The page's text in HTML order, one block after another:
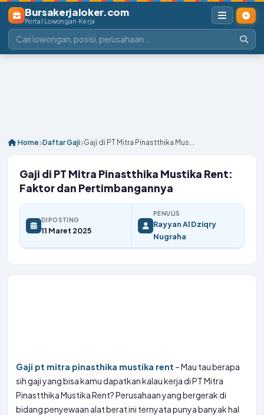
Bursakerjaloker.com
Portal Lowongan Kerja
Home Daftar Gaji Gaji di PT Mitra Pinastthika Mus...
Gaji di PT Mitra Pinastthika Mustika Rent:
Faktor dan Pertimbangannya
DIPOSTING
11 Maret 2025
PENULIS
Rayyan Al Dziqry
Nugraha
Gaji pt mitra pinasthika mustika rent – Mau tau berapa
sih gaji yang bisa kamu dapatkan kalau kerja di PT Mitra
Pinastthika Mustika Rent? Perusahaan yang bergerak di
bidang penyewaan alat berat ini ternyata punya banyak hal